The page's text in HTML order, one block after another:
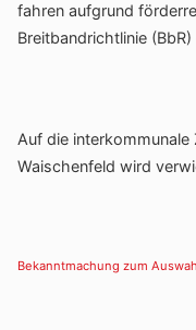
fahren aufgrund
Breit­band­richt­linie
Auf die
Waischen­feld wird
Bekannt­ma­chung zum